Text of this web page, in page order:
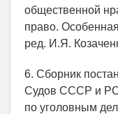
общественной
право.
ред. И.Я.
6. Сборник
Судов СССР и
по уголовным